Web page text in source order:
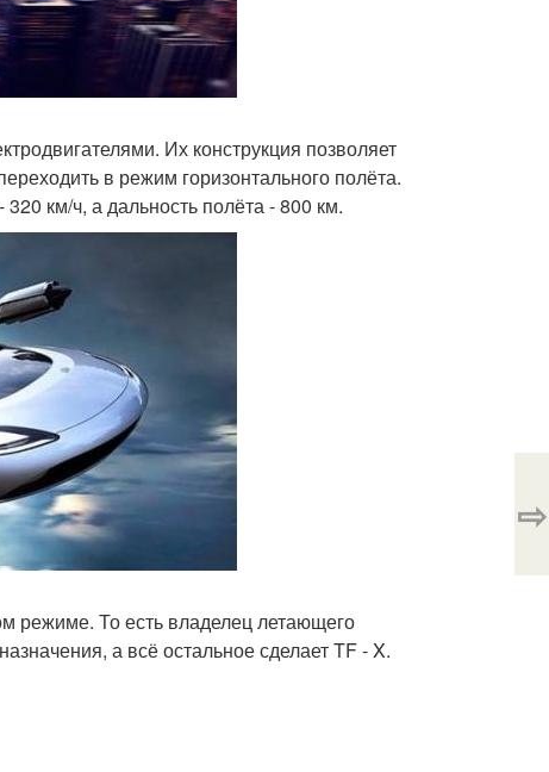
Их конструкция позволяет
в режим горизонтального полёта.
км/ч, а дальность полёта - 800 км.
режиме. То есть владелец летающего
а всё остальное сделает TF - X.
⇨